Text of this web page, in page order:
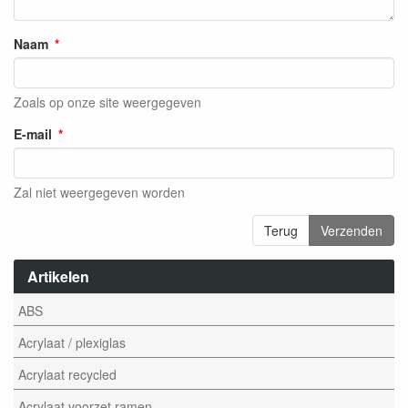
Artikelen
ABS
Acrylaat / plexiglas
Acrylaat recycled
Naam
Zoals op onze site weergegeven
E-mail
Zal niet weergegeven worden
Terug Verzenden